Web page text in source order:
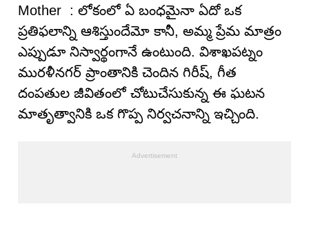
Mother : లోకంలో ఏ బంధమైనా ఏదో ఒక
ప్రతిఫలాన్ని ఆశిస్తుందేమో కానీ, అమ్మ ప్రేమ మాత్రం
ఎప్పుడూ నిస్వార్థంగానే ఉంటుంది. విశాఖపట్నం
మురళీనగర్ ప్రాంతానికి చెందిన గిరీష్, గీత
దంపతుల జీవితంలో చోటుచేసుకున్న ఈ ఘటన
మాతృత్వానికి ఒక గొప్ప నిర్వచనాన్ని ఇచ్చింది.